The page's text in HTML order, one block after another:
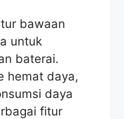
bawaan
untuk
baterai.
hemat daya,
daya
fitur